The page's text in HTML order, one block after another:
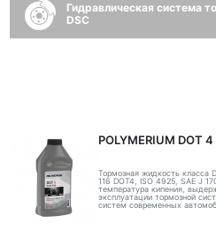
Гидравлическая система
DSC
POLYMERIUM DOT
Тормозная жидкость класса
116 DOT4, ISO 4925, SAE J
температура кипения,
эксплуатации тормозной
систем современных